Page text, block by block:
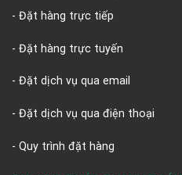
- Đặt hàng trực tiếp
- Đặt hàng trực tuyến
- Đặt dịch vụ qua email
- Đặt dịch vụ qua điện thoại
- Quy trình đặt hàng